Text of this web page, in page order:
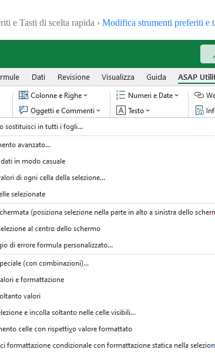
e Tasti di scelta rapida › Modifica strumenti preferiti e